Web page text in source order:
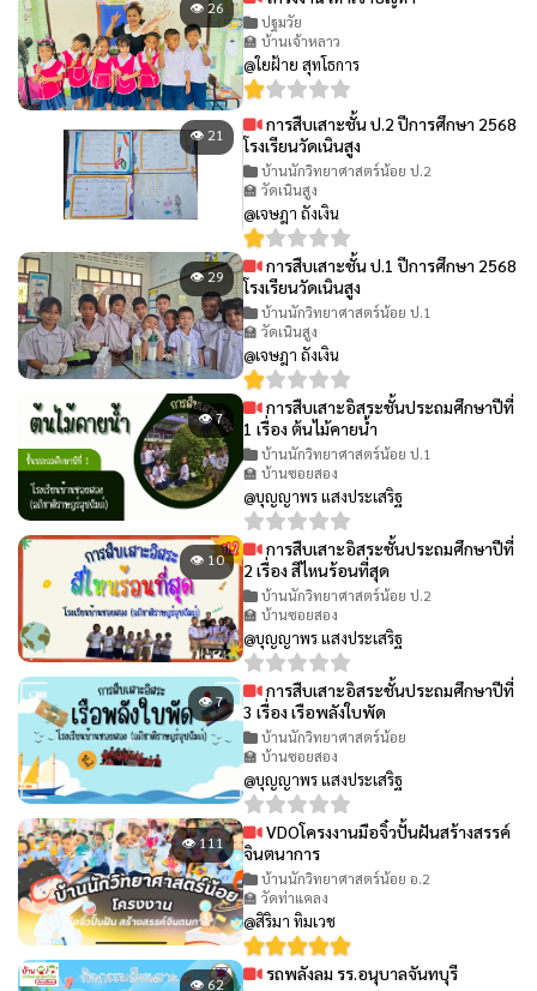
👁 26
ปฐมวัย
🏫 บ้านเจ้าหลาว
@ใยฝ้าย สุทโธการ
👁 21
การสืบเสาะชั้น ป.2 ปีการศึกษา 2568
โรงเรียนวัดเนินสูง
บ้านนักวิทยาศาสตร์น้อย ป.2
🏫 วัดเนินสูง
@เจษฎา ถังเงิน
👁 29
การสืบเสาะชั้น ป.1 ปีการศึกษา 2568
โรงเรียนวัดเนินสูง
บ้านนักวิทยาศาสตร์น้อย ป.1
🏫 วัดเนินสูง
@เจษฎา ถังเงิน
👁 7
การสืบเสาะอิสระชั้นประถมศึกษาปีที่
1 เรื่อง ต้นไม้คายน้ำ
บ้านนักวิทยาศาสตร์น้อย ป.1
🏫 บ้านซอยสอง
@บุญญาพร แสงประเสริฐ
👁 10
การสืบเสาะอิสระชั้นประถมศึกษาปีที่
2 เรื่อง สีไหนร้อนที่สุด
บ้านนักวิทยาศาสตร์น้อย ป.2
🏫 บ้านซอยสอง
@บุญญาพร แสงประเสริฐ
👁 7
การสืบเสาะอิสระชั้นประถมศึกษาปีที่
3 เรื่อง เรือพลังใบพัด
บ้านนักวิทยาศาสตร์น้อย
🏫 บ้านซอยสอง
@บุญญาพร แสงประเสริฐ
👁 111
VDOโครงงานมือจิ๋วปั้นฝันสร้างสรรค์
จินตนาการ
บ้านนักวิทยาศาสตร์น้อย อ.2
🏫 วัดท่าแคลง
@สิริมา ทิมเวช
👁 62 รถพลังลม รร.อนุบาลจันทบุรี